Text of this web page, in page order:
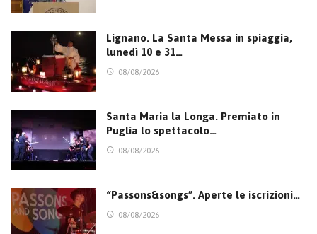
Lignano. La Santa Messa in spiaggia,
lunedì 10 e 31…
08/08/2026
Santa Maria la Longa. Premiato in
Puglia lo spettacolo…
08/08/2026
“Passons&songs”. Aperte le iscrizioni…
08/08/2026